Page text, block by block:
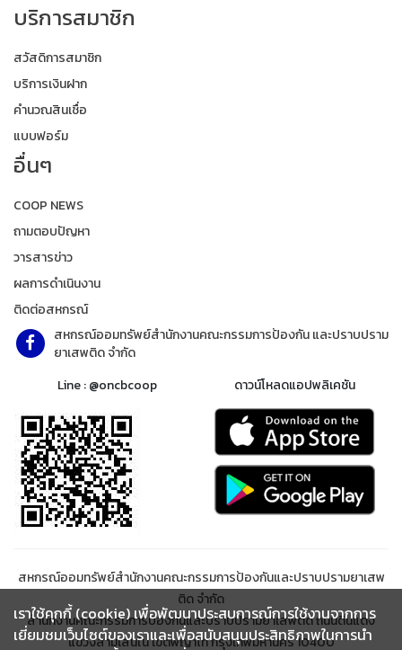
บริการสมาชิก
สวัสดิการสมาชิก
บริการเงินฝาก
คำนวณสินเชื่อ
แบบฟอร์ม
อื่นๆ
COOP NEWS
ถามตอบปัญหา
วารสารข่าว
ผลการดำเนินงาน
ติดต่อสหกรณ์
สหกรณ์ออมทรัพย์สำนักงานคณะกรรมการป้องกัน และปราบปราม
ยาเสพติด จำกัด
Line : @oncbcoop
ดาวน์โหลดแอปพลิเคชัน
สหกรณ์ออมทรัพย์สำนักงานคณะกรรมการป้องกันและปราบปรามยาเสพ
ติด จำกัด
สำนักงานคณะกรรมการป้องกันและปราบปรามยาเสพติด ถนนดินแดง
แขวงสามเสนใน เขตพญาไท กรุงเทพมหานคร 10400
เราใช้คุกกี้ (cookie) เพื่อพัฒนาประสบการณ์การใช้งานจากการ
เยี่ยมชมเว็บไซต์ของเราและเพื่อสนับสนุนประสิทธิภาพในการนำ